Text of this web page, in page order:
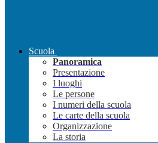
Scuola
Panoramica
Presentazione
I luoghi
Le persone
I numeri della scuola
Le carte della scuola
Organizzazione
La storia